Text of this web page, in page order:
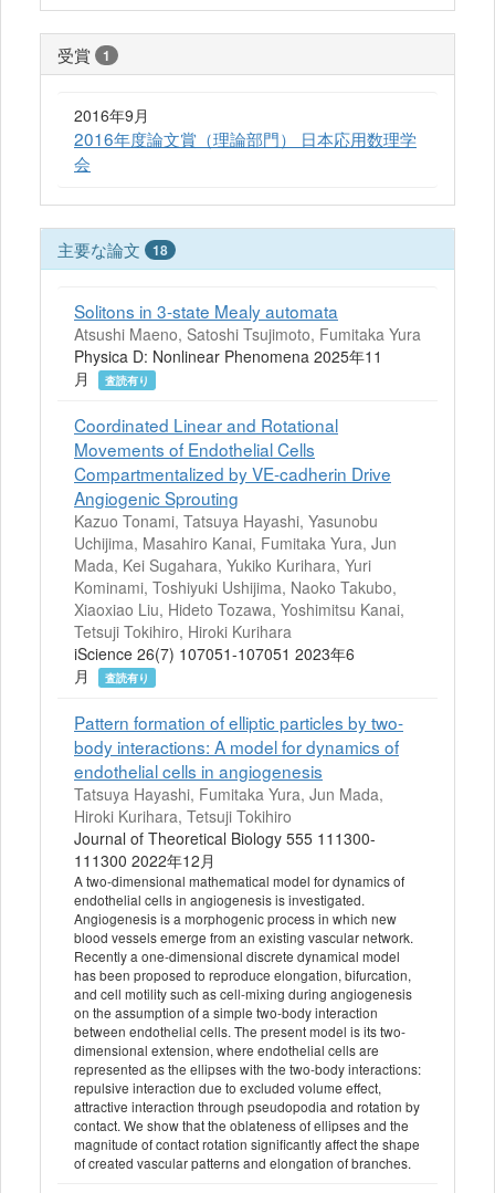
受賞 1
2016年9月
2016年度論文賞（理論部門） 日本応用数理学
会
主要な論文 18
Solitons in 3-state Mealy automata
Atsushi Maeno, Satoshi Tsujimoto, Fumitaka Yura
Physica D: Nonlinear Phenomena 2025年11
月
査読有り
Coordinated Linear and Rotational
Movements of Endothelial Cells
Compartmentalized by VE-cadherin Drive
Angiogenic Sprouting
Kazuo Tonami, Tatsuya Hayashi, Yasunobu
Uchijima, Masahiro Kanai, Fumitaka Yura, Jun
Mada, Kei Sugahara, Yukiko Kurihara, Yuri
Kominami, Toshiyuki Ushijima, Naoko Takubo,
Xiaoxiao Liu, Hideto Tozawa, Yoshimitsu Kanai,
Tetsuji Tokihiro, Hiroki Kurihara
iScience 26(7) 107051-107051 2023年6
月
査読有り
Pattern formation of elliptic particles by two-
body interactions: A model for dynamics of
endothelial cells in angiogenesis
Tatsuya Hayashi, Fumitaka Yura, Jun Mada,
Hiroki Kurihara, Tetsuji Tokihiro
Journal of Theoretical Biology 555 111300-
111300 2022年12月
A two-dimensional mathematical model for dynamics of
endothelial cells in angiogenesis is investigated.
Angiogenesis is a morphogenic process in which new
blood vessels emerge from an existing vascular network.
Recently a one-dimensional discrete dynamical model
has been proposed to reproduce elongation, bifurcation,
and cell motility such as cell-mixing during angiogenesis
on the assumption of a simple two-body interaction
between endothelial cells. The present model is its two-
dimensional extension, where endothelial cells are
represented as the ellipses with the two-body interactions:
repulsive interaction due to excluded volume effect,
attractive interaction through pseudopodia and rotation by
contact. We show that the oblateness of ellipses and the
magnitude of contact rotation significantly affect the shape
of created vascular patterns and elongation of branches.